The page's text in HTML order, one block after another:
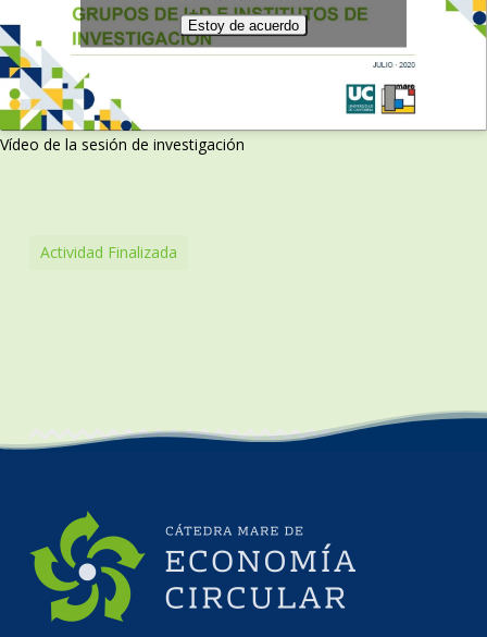
Estoy de acuerdo
Vídeo de la sesión de investigación
Actividad Finalizada